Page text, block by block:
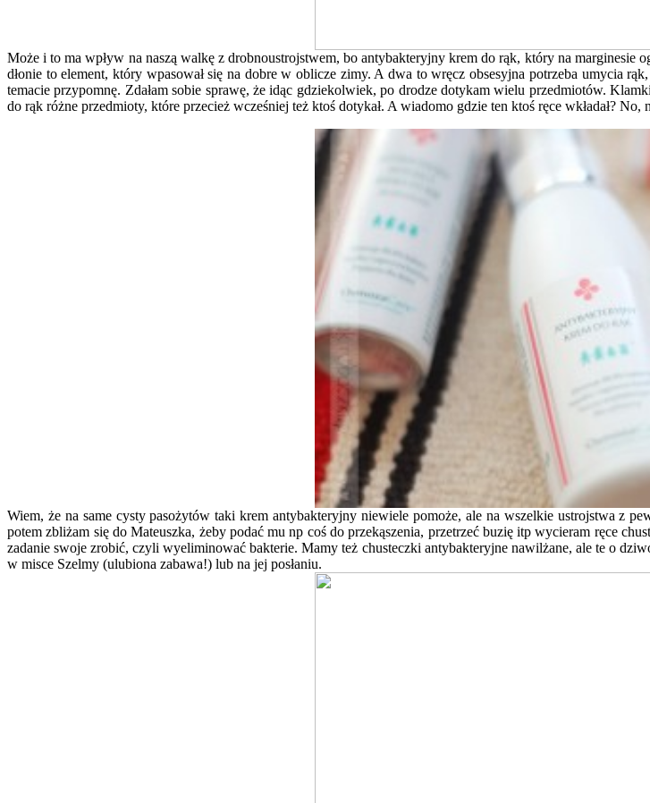
Może i to ma wpływ na naszą walkę z drobnoustrojstwem, bo antybakteryjny krem do rąk, który na marginesie
dłonie to element, który wpasował się na dobre w oblicze zimy. A dwa to wręcz obsesyjna potrzeba umycia
temacie przypomnę. Zdałam sobie sprawę, że idąc gdziekolwiek, po drodze dotykam wielu przedmiotów.
do rąk różne przedmioty, które przecież wcześniej też ktoś dotykał. A wiadomo gdzie ten ktoś ręce wkładał? No,
Wiem, że na same cysty pasożytów taki krem antybakteryjny niewiele pomoże, ale na wszelkie ustrojstwa z
potem zbliżam się do Mateuszka, żeby podać mu np coś do przekąszenia, przetrzeć buzię itp wycieram ręce
zadanie swoje zrobić, czyli wyeliminować bakterie. Mamy też chusteczki antybakteryjne nawilżane, ale te o
w misce Szelmy (ulubiona zabawa!) lub na jej posłaniu.